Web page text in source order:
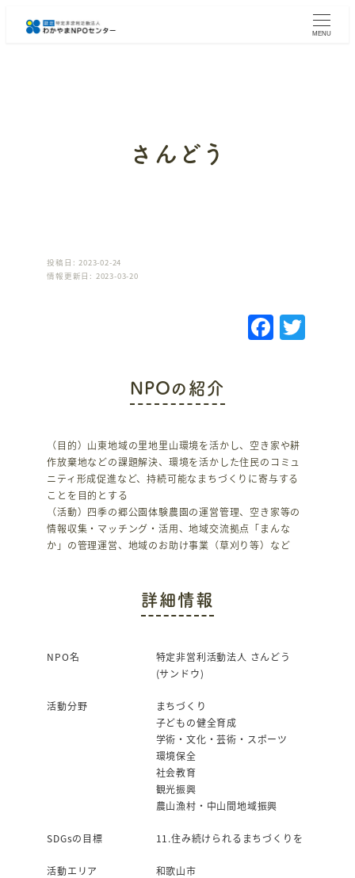
MENU
さんどう
投稿日: 2023-02-24
情報更新日: 2023-03-20
F
a
o
o
k
T
NPOの紹介
（目的）山東地域の里地里山環境を活かし、空き家や耕
作放棄地などの課題解決、環境を活かした住民のコミュ
ニティ形成促進など、持続可能なまちづくりに寄与する
ことを目的とする
（活動）四季の郷公園体験農園の運営管理、空き家等の
情報収集・マッチング・活用、地域交流拠点「まんな
か」の管理運営、地域のお助け事業（草刈り等）など
詳細情報
NPO名
特定非営利活動法人 さんどう
(サンドウ)
活動分野
まちづくり
子どもの健全育成
学術・文化・芸術・スポーツ
環境保全
社会教育
観光振興
農山漁村・中山間地域振興
SDGsの目標 11.住み続けられるまちづくりを
活動エリア 和歌山市